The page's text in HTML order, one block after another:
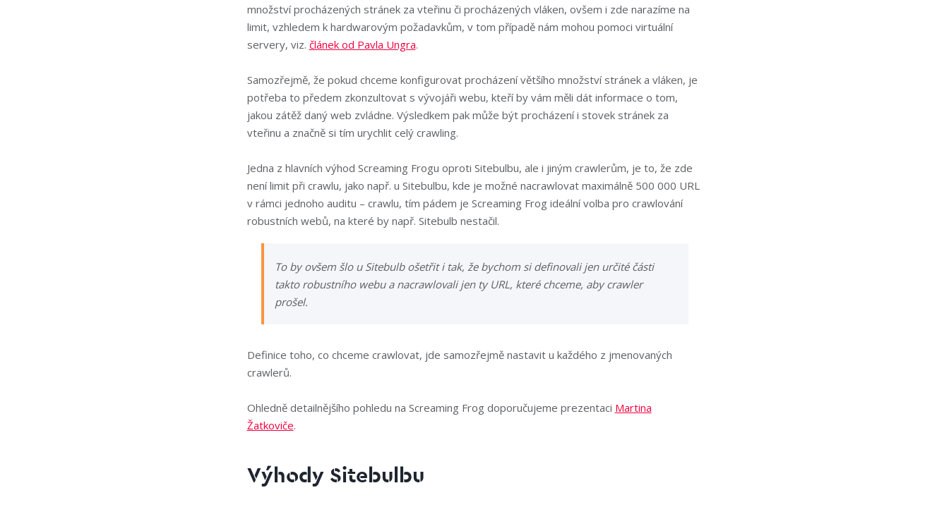
množství procházených stránek za vteřinu či procházených vláken, ovšem i zde narazíme na
limit, vzhledem k hardwarovým požadavkům, v tom případě nám mohou pomoci virtuální
servery, viz. článek od Pavla Ungra.
Samozřejmě, že pokud chceme konfigurovat procházení většího množství stránek a vláken, je
potřeba to předem zkonzultovat s vývojáři webu, kteří by vám měli dát informace o tom,
jakou zátěž daný web zvládne. Výsledkem pak může být procházení i stovek stránek za
vteřinu a značně si tím urychlit celý crawling.
Jedna z hlavních výhod Screaming Frogu oproti Sitebulbu, ale i jiným crawlerům, je to, že zde
není limit při crawlu, jako např. u Sitebulbu, kde je možné nacrawlovat maximálně 500 000 URL
v rámci jednoho auditu – crawlu, tím pádem je Screaming Frog ideální volba pro crawlování
robustních webů, na které by např. Sitebulb nestačil.
To by ovšem šlo u Sitebulb ošetřit i tak, že bychom si definovali jen určité části
takto robustního webu a nacrawlovali jen ty URL, které chceme, aby crawler
prošel.
Definice toho, co chceme crawlovat, jde samozřejmě nastavit u každého z jmenovaných
crawlerů.
Ohledně detailnějšího pohledu na Screaming Frog doporučujeme prezentaci Martina
Žatkoviče.
Výhody Sitebulbu